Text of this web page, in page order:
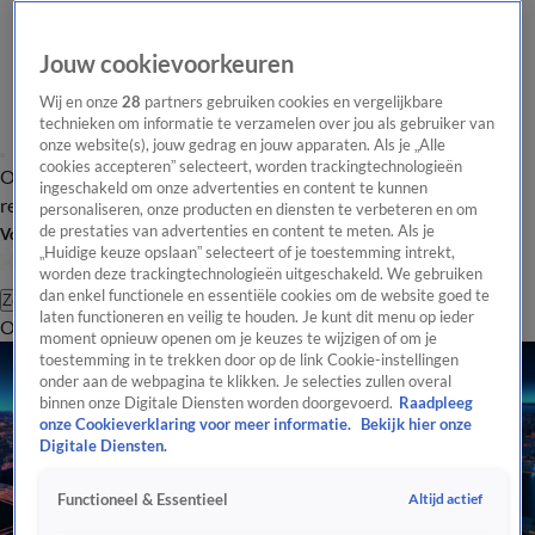
Overzicht Laatste nieuws Regionieuws Het beste van Hart
Tip de
redactie
Volg Hart van Nederland
Zoeken
OverzichtRegioUitzendingenWeerTip de redactiePanelVideo's
Jouw cookievoorkeuren
Wij en onze28 partners gebruiken cookies en vergelijkbare
technieken om informatie te verzamelen over jou als gebruiker van
onze website(s), jouw gedrag en jouw apparaten. Als je „Alle
cookies accepteren” selecteert, worden trackingtechnologieën
ingeschakeld om onze advertenties en content te kunnen
personaliseren, onze producten en diensten te verbeteren en om
de prestaties van advertenties en content te meten. Als je
„Huidige keuze opslaan” selecteert of je toestemming intrekt,
worden deze trackingtechnologieën uitgeschakeld. We gebruiken
dan enkel functionele en essentiële cookies om de website goed te
laten functioneren en veilig te houden. Je kunt dit menu op ieder
moment opnieuw openen om je keuzes te wijzigen of om je
toestemming in te trekken door op de link Cookie-instellingen
onder aan de webpagina te klikken. Je selecties zullen overal
binnen onze Digitale Diensten worden doorgevoerd. Raadpleeg
onze Cookieverklaring voor meer informatie.
Bekijk hier onze
Digitale Diensten.
Functioneel & Essentieel Altijd actief